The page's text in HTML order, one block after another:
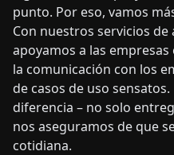
punto. Por eso, vamos
Con nuestros servicios
apoyamos a las
la comunicación con los
de casos de uso
diferencia – no solo
nos aseguramos de que
cotidiana.